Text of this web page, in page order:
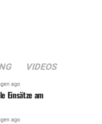
VIDEOS
ago
Einsätze am
ago